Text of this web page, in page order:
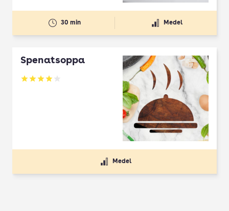
30 min Medel
Spenatsoppa
Betyg: 4 av 5
Medel